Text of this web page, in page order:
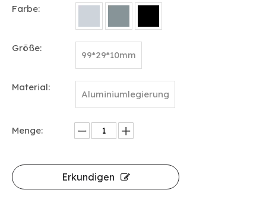
Farbe:
Größe:
99*29*10mm
Material:
Aluminiumlegierung
Menge:
Erkundigen